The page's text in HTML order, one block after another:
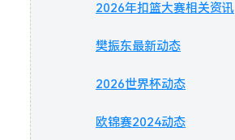
2026年扣篮大赛相关资讯
樊振东最新动态
2026世界杯动态
欧锦赛2024动态